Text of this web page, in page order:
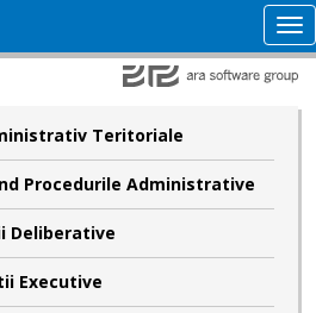
Teritoriale
Procedurile Administrative
Deliberative
Executive